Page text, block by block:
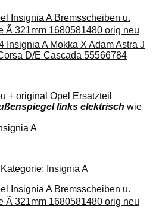
+ original Opel Ersatzteil
links elektrisch wie
A
Kategorie: Insignia A